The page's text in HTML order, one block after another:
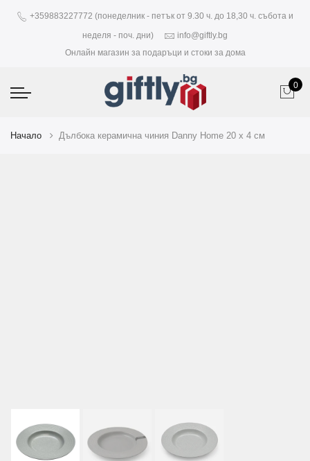
+359883227772 (понеделник - петък от 9.30 ч. до 18,30 ч. събота и
неделя - поч. дни)
info@giftly.bg
Онлайн магазин за подаръци и стоки за дома
0
Начало Дълбока керамична чиния Danny Home 20 x 4 см